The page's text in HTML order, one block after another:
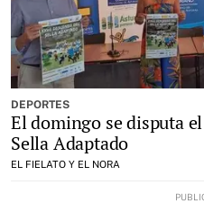
DEPORTES
El domingo se disputa
Sella Adaptado
EL FIELATO Y EL NORA